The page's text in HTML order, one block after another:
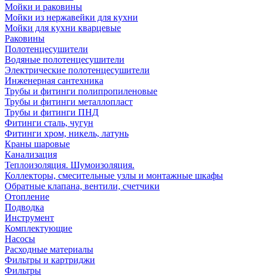
Мойки и раковины
Мойки из нержавейки для кухни
Мойки для кухни кварцевые
Раковины
Полотенцесушители
Водяные полотенцесушители
Электрические полотенцесушители
Инженерная сантехника
Трубы и фитинги полипропиленовые
Трубы и фитинги металлопласт
Трубы и фитинги ПНД
Фитинги сталь, чугун
Фитинги хром, никель, латунь
Краны шаровые
Канализация
Теплоизоляция. Шумоизоляция.
Коллекторы, смесительные узлы и монтажные шкафы
Обратные клапана, вентили, счетчики
Отопление
Подводка
Инструмент
Комплектующие
Насосы
Расходные материалы
Фильтры и картриджи
Фильтры